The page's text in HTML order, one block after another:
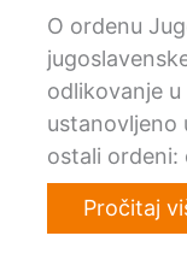
O ordenu
odlikovanje
ustanovljeno
ostali ordeni:
Pročitaj